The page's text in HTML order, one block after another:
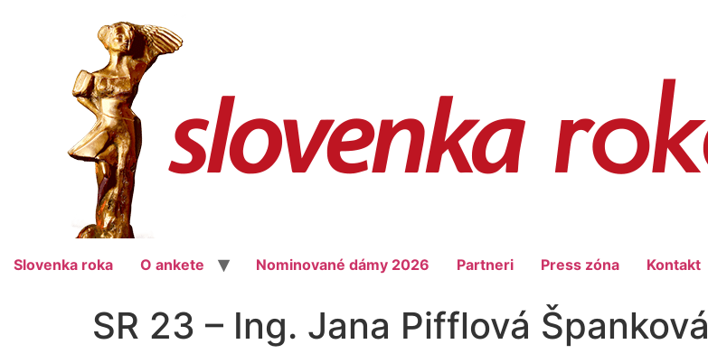
Slovenka roka O ankete Nominované dámy 2026 Partneri Press zóna Kontakt
SR 23 – Ing. Jana Pifflová Španková